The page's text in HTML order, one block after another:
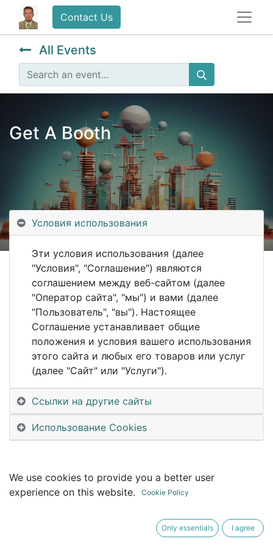
Contact Us
All Events
Get A Booth
This event is finished. It's no longer possible to
book a booth.
Условия использования
Эти условия использования (далее
"Условия", "Соглашение") являются
соглашением между веб-сайтом (далее
"Оператор сайта", "мы") и вами (далее
"Пользователь", "вы"). Настоящее
Соглашение устанавливает общие
положения и условия вашего использования
этого сайта и любых его товаров или услуг
(далее "Сайт" или "Услуги").
Ссылки на другие сайты
Использование Cookies
We use cookies to provide you a better user
experience on this website.
Cookie Policy
Only essentials I agree